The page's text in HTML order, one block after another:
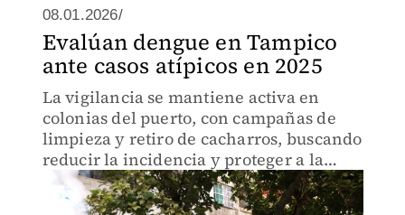
08.01.2026/
Evalúan dengue en Tampico
ante casos atípicos en 2025
La vigilancia se mantiene activa en
colonias del puerto, con campañas de
limpieza y retiro de cacharros, buscando
reducir la incidencia y proteger a la
población en 2026.